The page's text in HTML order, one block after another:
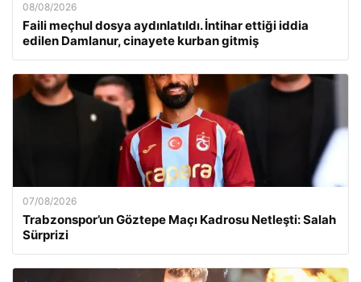
08/08/2026
Faili meçhul dosya aydınlatıldı. İntihar ettiği iddia
edilen Damlanur, cinayete kurban gitmiş
07/08/2026
Trabzonspor’un Göztepe Maçı Kadrosu Netleşti: Salah
Sürprizi